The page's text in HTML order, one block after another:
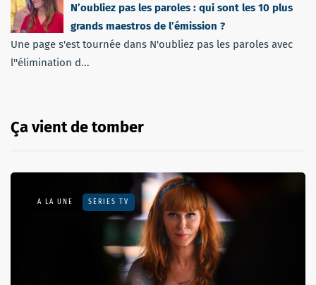
N’oubliez pas les paroles : qui sont les 10 plus
grands maestros de l’émission ?
Une page s'est tournée dans N'oubliez pas les paroles avec
l''élimination d...
Ça vient de tomber
A LA UNE SÉRIES TV